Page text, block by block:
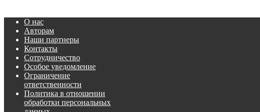
О нас
Авторам
Наши партнеры
Контакты
Сотрудничество
Особое уведомление
Ограничение
ответственности
Политика в отношении
обработки персональных